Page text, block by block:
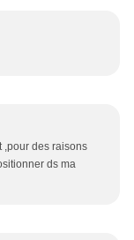
,pour des raisons
ds ma